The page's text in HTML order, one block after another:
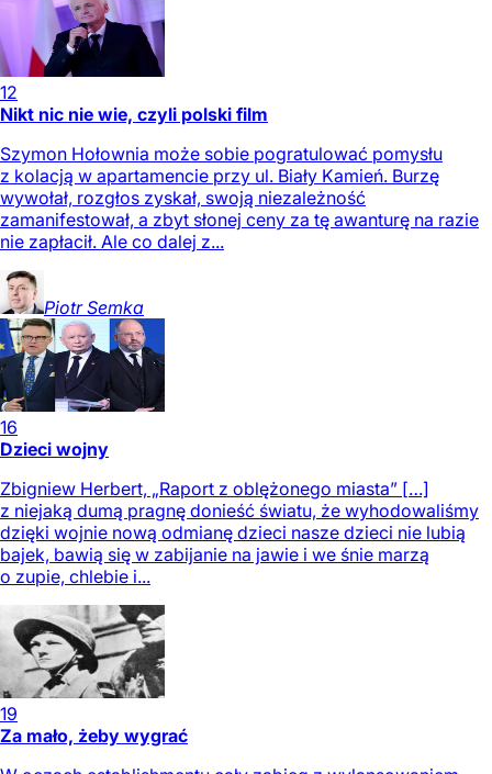
12
Nikt nic nie wie, czyli polski film
Szymon Hołownia może sobie pogratulować pomysłu
z kolacją w apartamencie przy ul. Biały Kamień. Burzę
wywołał, rozgłos zyskał, swoją niezależność
zamanifestował, a zbyt słonej ceny za tę awanturę na razie
nie zapłacił. Ale co dalej z...
Piotr Semka
16
Dzieci wojny
Zbigniew Herbert, „Raport z oblężonego miasta” […]
z niejaką dumą pragnę donieść światu, że wyhodowaliśmy
dzięki wojnie nową odmianę dzieci nasze dzieci nie lubią
bajek, bawią się w zabijanie na jawie i we śnie marzą
o zupie, chlebie i...
19
Za mało, żeby wygrać